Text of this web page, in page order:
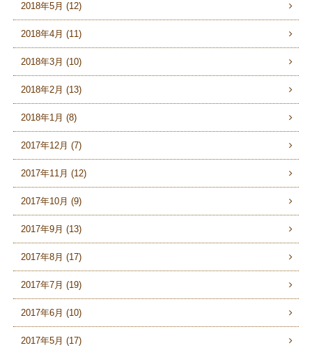
2018年5月 (12)
2018年4月 (11)
2018年3月 (10)
2018年2月 (13)
2018年1月 (8)
2017年12月 (7)
2017年11月 (12)
2017年10月 (9)
2017年9月 (13)
2017年8月 (17)
2017年7月 (19)
2017年6月 (10)
2017年5月 (17)